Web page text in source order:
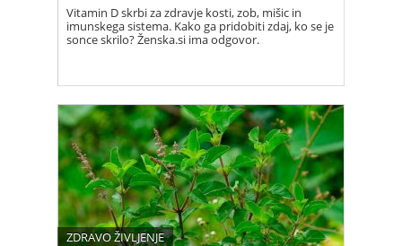
Vitamin D skrbi za zdravje kosti, zob, mišic in
imunskega sistema. Kako ga pridobiti zdaj, ko se je
sonce skrilo? Ženska.si ima odgovor.
ZDRAVO ŽIVLJENJE